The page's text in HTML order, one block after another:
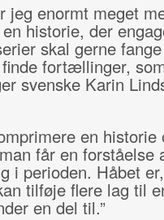
jeg enormt meget
historie, der
skal gerne
fortællinger,
svenske Karin
en historie
får en forståelse
i perioden. Håbet
tilføje flere lag til
en del til.”